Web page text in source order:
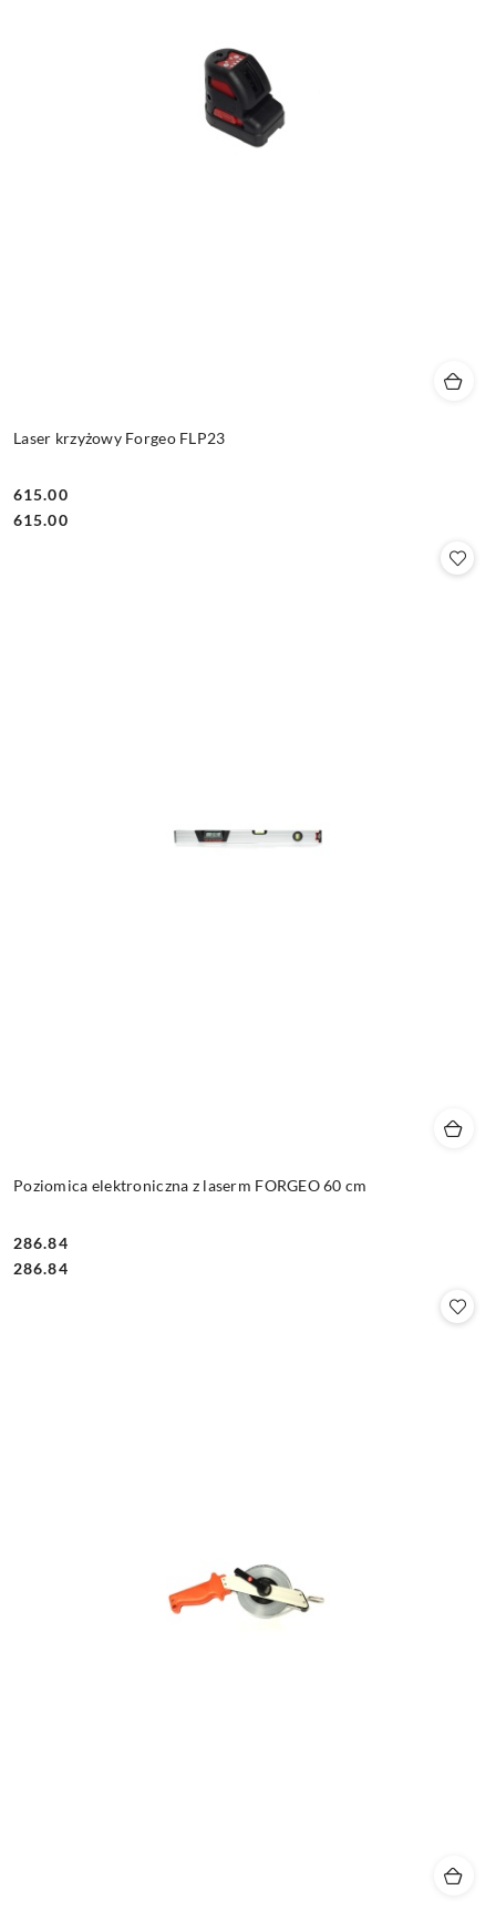
Laser krzyżowy Forgeo FLP23
Cena:
615.00
Cena:
615.00
Poziomica elektroniczna z laserm FORGEO 60 cm
Cena:
286.84
Cena:
286.84